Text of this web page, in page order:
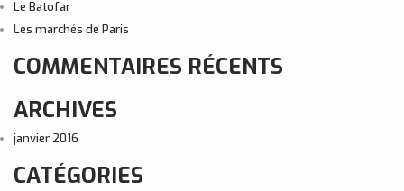
Le Batofar
Les marchés de Paris
COMMENTAIRES RÉCENTS
ARCHIVES
janvier 2016
CATÉGORIES